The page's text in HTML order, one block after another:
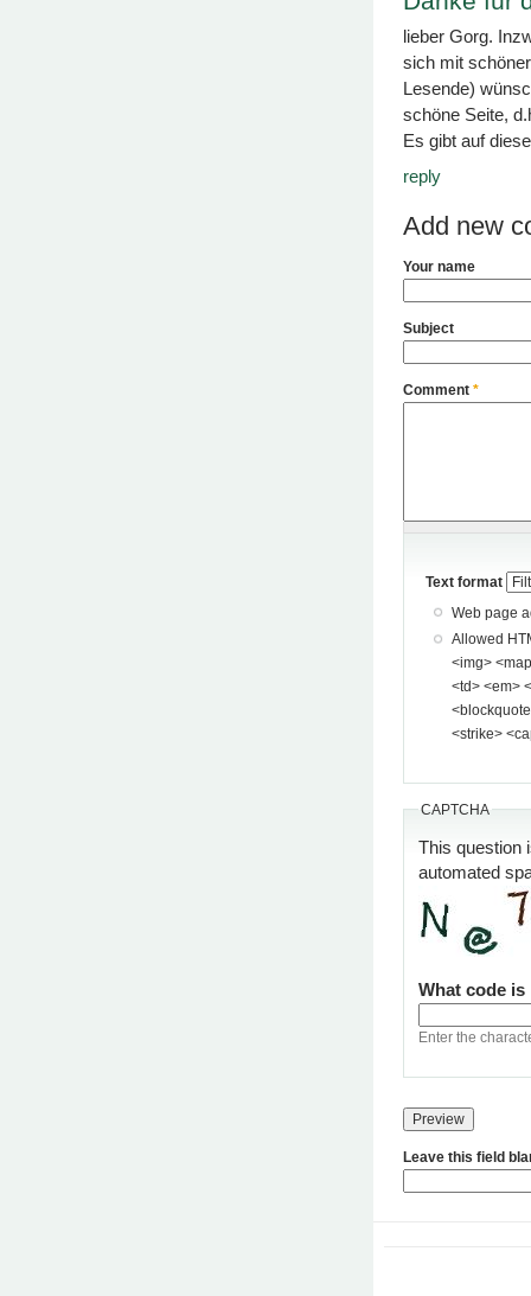
lieber Gorg.
sich mit
Lesende)
schöne Seite,
Es gibt auf
reply
Add new
Your name
Subject
Comment *
Text format
Web page
Allowed HTML tags: <a> <p> <span> <div>
<img> <map> <area> <hr> <br>
<td> <em> <b> <u> <i>
<blockquote> <pre>
<strike>
CAPTCHA
This question
automated
What code
Enter the
Leave this field